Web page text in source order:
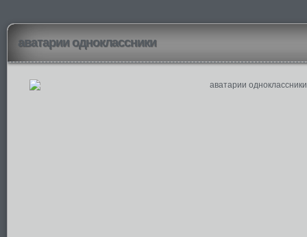
аватарии одноклассники